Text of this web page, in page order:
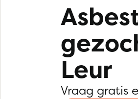
Leur
Vraag gratis